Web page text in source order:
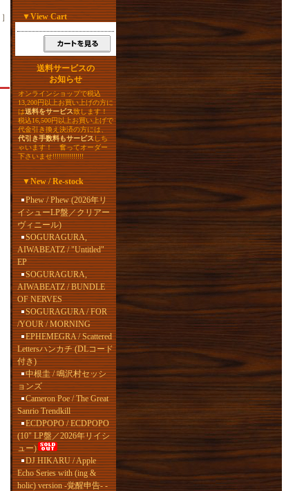
］ ▼View Cart
送料サービスの
お知らせ
オンラインショップで税込
13,200円以上お買い上げの方に
は送料をサービス致します！
税込16,500円以上お買い上げで
代金引き換え決済の方には、
代引き手数料もサービスしち
ゃいます！ 奮ってオーダー
下さいませ!!!!!!!!!!!!!!!
▼New / Re-stock
Phew / Phew (2026年リ
イシューLP盤／クリアー
ヴィニール)
SOGURAGURA,
AIWABEATZ / "Untitled"
EP
SOGURAGURA,
AIWABEATZ / BUNDLE
OF NERVES
SOGURAGURA / FOR
/YOUR / MORNING
EPHEMEGRA / Scattered
Lettersハンカチ (DLコード
付き)
中根圭 / 鳴沢村セッシ
ョンズ
Cameron Poe / The Great
Sanrio Trendkill
ECDPOPO / ECDPOPO
(10" LP盤／2026年リイシ
ュー)
DJ HIKARU / Apple
Echo Series with (ing &
holic) version -覚醒申告- -